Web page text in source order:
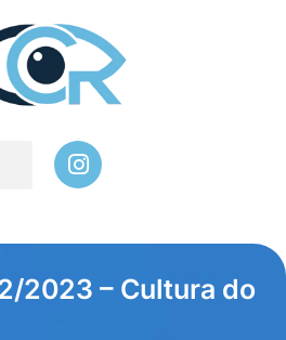
2023 – Cultura do